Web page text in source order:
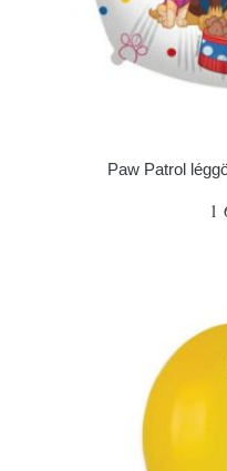
Paw Patrol
1